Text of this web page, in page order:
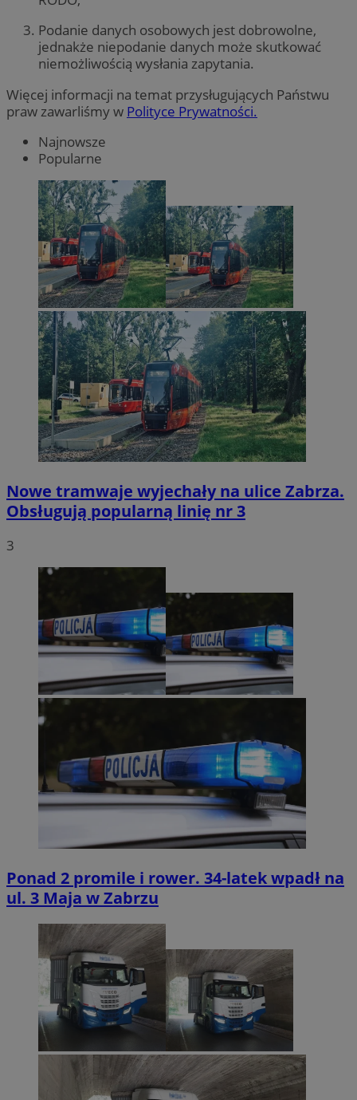
Podanie danych osobowych jest dobrowolne,
jednakże niepodanie danych może skutkować
niemożliwością wysłania zapytania.
Więcej informacji na temat przysługujących Państwu
praw zawarliśmy w Polityce Prywatności.
Najnowsze
Popularne
Nowe tramwaje wyjechały na ulice Zabrza.
Obsługują popularną linię nr 3
3
Ponad 2 promile i rower. 34-latek wpadł na
ul. 3 Maja w Zabrzu